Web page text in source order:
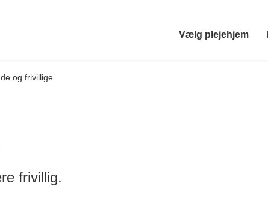
Vælg plejehjem
og frivillige
frivillig.